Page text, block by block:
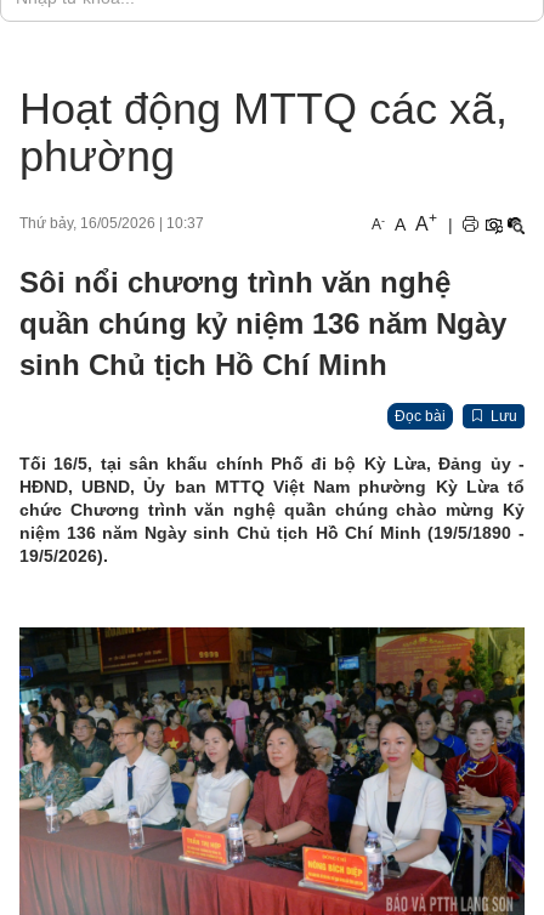
Hoạt động MTTQ các xã,
phường
Thứ bảy, 16/05/2026 10:37 A- A A+ |
Sôi nổi chương trình văn nghệ
quần chúng kỷ niệm 136 năm Ngày
sinh Chủ tịch Hồ Chí Minh
Đọc bài Lưu
Tối 16/5, tại sân khấu chính Phố đi bộ Kỳ Lừa, Đảng ủy -
HĐND, UBND, Ủy ban MTTQ Việt Nam phường Kỳ Lừa tổ
chức Chương trình văn nghệ quần chúng chào mừng Kỷ
niệm 136 năm Ngày sinh Chủ tịch Hồ Chí Minh (19/5/1890 -
19/5/2026).